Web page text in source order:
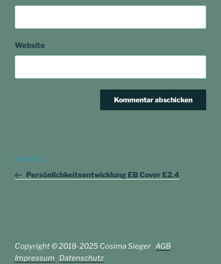
Website
Beitragsnavigation
Vorheriger
Beitrag
ZURÜCK
Persönlichkeitsentwicklung EB Cover E2.4
Copyright © 2018-2025 Cosima Sieger AGB
Impressum
Datenschutz